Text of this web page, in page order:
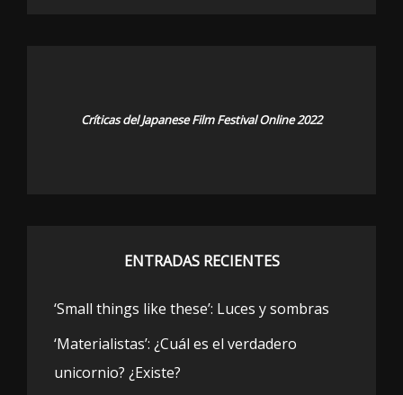
Críticas del Japanese Film Festival Online 2022
ENTRADAS RECIENTES
‘Small things like these’: Luces y sombras
‘Materialistas’: ¿Cuál es el verdadero
unicornio? ¿Existe?